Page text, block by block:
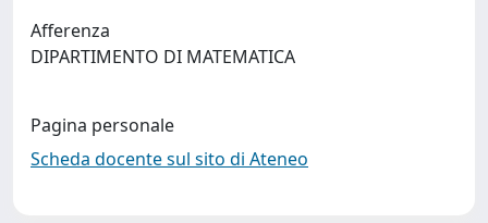
Afferenza
DIPARTIMENTO DI MATEMATICA
Pagina personale
Scheda docente sul sito di Ateneo